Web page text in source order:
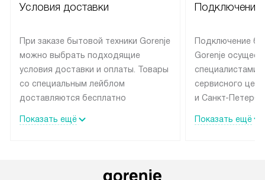
Условия доставки
При заказе бытовой техники Gorenje
можно выбрать подходящие
условия доставки и оплаты. Товары
со специальным лейблом
доставляются бесплатно
до подъезда, выезд за МКАД
Показать ещё
Подключение
Подключение
Gorenje
специалистами
сервисного
и Санкт-
подключается
Показать ещё